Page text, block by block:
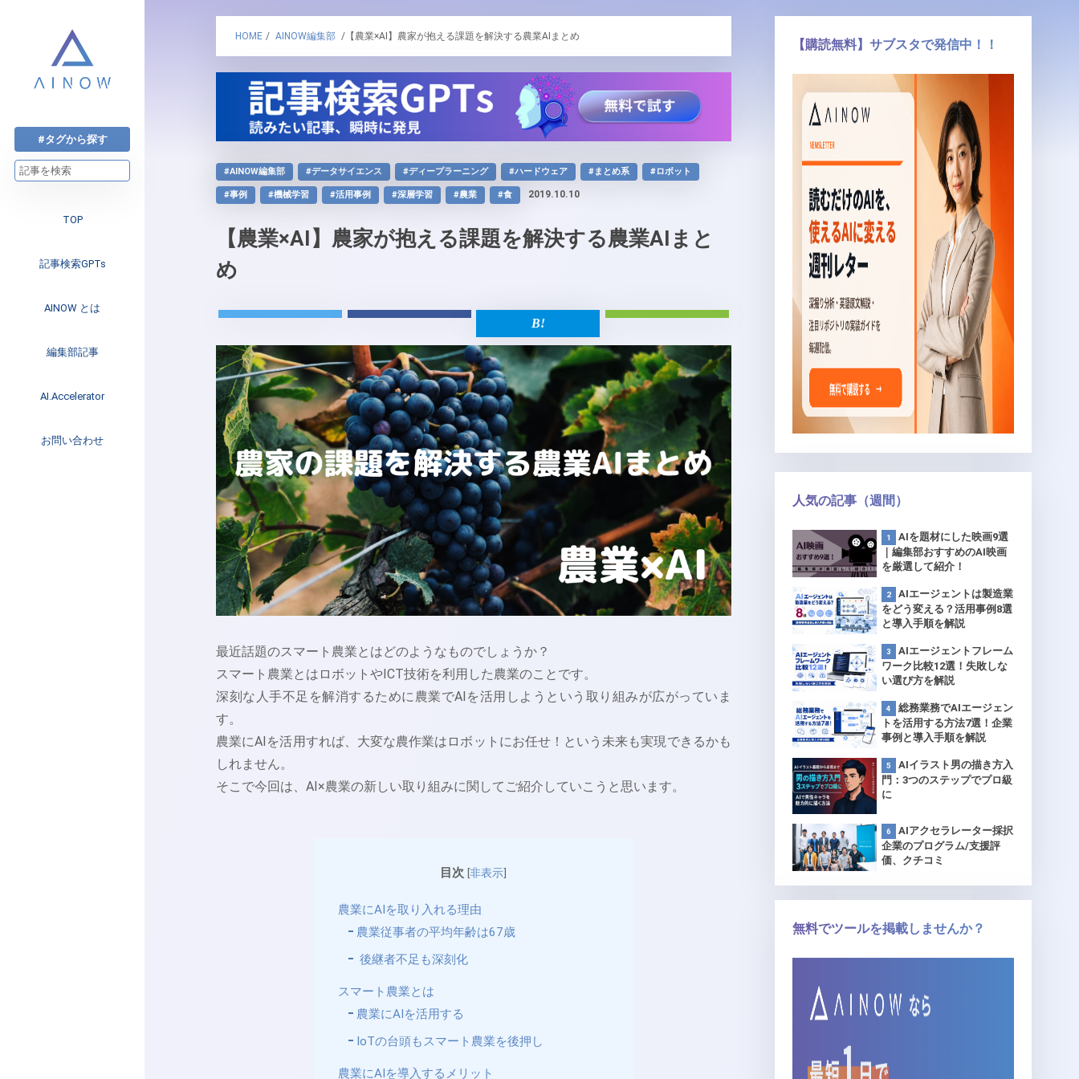
#タグから探す
TOP
記事検索GPTs
AINOW とは
編集部記事
注目のニュース
インタビュー
Web3
AI.Accelerator
AI.Accelerator記事
お問い合わせ
HOME / AINOW編集部 /【農業×AI】農家が抱える課題を解決する農業AIまとめ
#AINOW編集部 #データサイエンス #ディープラーニング #ハードウェア #まとめ系 #ロボット
#事例 #機械学習 #活用事例 #深層学習 #農業 #食 2019.10.10
【農業×AI】農家が抱える課題を解決する農業AIまと
め
最近話題のスマート農業とはどのようなものでしょうか？
スマート農業とはロボットやICT技術を利用した農業のことです。
深刻な人手不足を解消するために農業でAIを活用しようという取り組みが広がっていま
す。
農業にAIを活用すれば、大変な農作業はロボットにお任せ！という未来も実現できるかも
しれません。
そこで今回は、AI×農業の新しい取り組みに関してご紹介していこうと思います。
目次 [非表示]
農業にAIを取り入れる理由
農業従事者の平均年齢は67歳
後継者不足も深刻化
スマート農業とは
農業にAIを活用する
IoTの台頭もスマート農業を後押し
農業にAIを導入するメリット
【購読無料】サブスタで発信中！！
人気の記事（週間）
AIを題材にした映画9選
｜編集部おすすめのAI映画
を厳選して紹介！
AIエージェントは製造業
をどう変える？活用事例8選
と導入手順を解説
AIエージェントフレーム
ワーク比較12選！失敗しな
い選び方を解説
総務業務でAIエージェン
トを活用する方法7選！企業
事例と導入手順を解説
AIイラスト男の描き方入
門：3つのステップでプロ級
に
AIアクセラレーター採択
企業のプログラム/支援評
価、クチコミ
無料でツールを掲載しませんか？